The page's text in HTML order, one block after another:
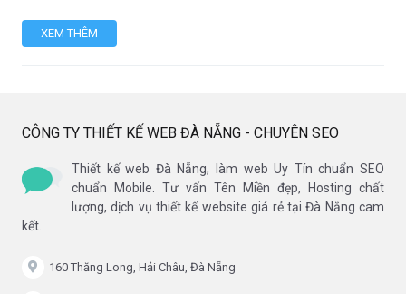
XEM THÊM
CÔNG TY THIẾT KẾ WEB ĐÀ NẴNG - CHUYÊN SEO
Thiết kế web Đà Nẵng, làm web Uy Tín chuẩn SEO
chuẩn Mobile. Tư vấn Tên Miền đẹp, Hosting chất
lượng, dịch vụ thiết kế website giá rẻ tại Đà Nẵng cam
kết.
160 Thăng Long, Hải Châu, Đà Nẵng